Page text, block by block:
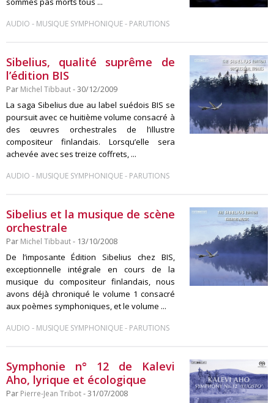
AUDIO - MUSIQUE SYMPHONIQUE- PARUTIONS
Sibelius, qualité suprême de
l’édition BIS
Par Michel Tibbaut- 30/12/2009
La saga Sibelius due au label suédois BIS se
poursuit avec ce huitième volume consacré à
des œuvres orchestrales de l’illustre
compositeur finlandais. Lorsqu’elle sera
achevée avec ses treize coffrets, ...
AUDIO - MUSIQUE SYMPHONIQUE- PARUTIONS
Sibelius et la musique de scène
orchestrale
Par Michel Tibbaut- 13/10/2008
De l’imposante Édition Sibelius chez BIS,
exceptionnelle intégrale en cours de la
musique du compositeur finlandais, nous
avons déjà chroniqué le volume 1 consacré
aux poèmes symphoniques, et le volume ...
AUDIO - MUSIQUE SYMPHONIQUE- PARUTIONS
Symphonie n° 12 de Kalevi
Aho, lyrique et écologique
Par Pierre-Jean Tribot- 31/07/2008